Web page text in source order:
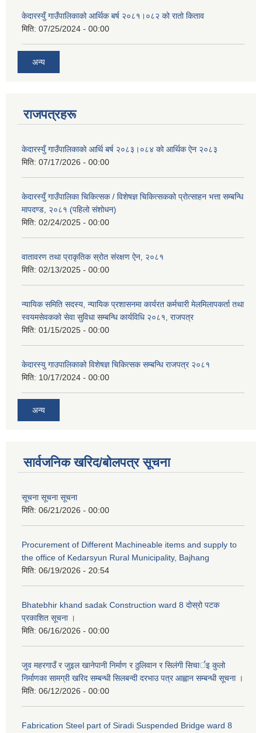
केदारस्युँ गाउँपालिकाको आर्थिक बर्ष २०८१।०८२ को रातो किताव
मिति: 07/25/2024 - 00:00
अन्य
राजपत्रहरू
केदारस्युँ गाउँपालिकाकाे आर्थि बर्ष २०८३।०८४ काे आर्थिक ऐन २०८३
मिति: 07/17/2026 - 00:00
केदारस्युँ गाउँपालिका चिकित्सक / विशेषज्ञ चिकित्सकको प्रोत्साहन भत्ता सम्बन्धि
मापदण्ड, २०८१ (पहिलो संशोधन)
मिति: 02/24/2025 - 00:00
वातावरण तथा प्राकृतिक स्रोत संरक्षण ऐन, २०८१
मिति: 02/13/2025 - 00:00
न्यायिक समिति सदस्य, न्यायिक प्रशासनमा कार्यरत कर्मचारी मेलमिलापकर्ता तथा
स्वयमसेवकको सेवा सुविधा सम्बन्धि कार्यविधि २०८१, राजपत्र
मिति: 01/15/2025 - 00:00
केदारस्यु गाउपालिकाको विशेषज्ञ चिकित्सक सम्बन्धि राजपत्र २०८१
मिति: 10/17/2024 - 00:00
अन्य
सार्वजनिक खरिद/बोलपत्र सूचना
सूचना सूचना सूचना
मिति: 06/21/2026 - 00:00
Procurement of Different Machineable items and supply to
the office of Kedarsyun Rural Municipality, Bajhang
मिति: 06/19/2026 - 20:54
Bhatebhir khand sadak Construction ward 8 दोस्रो पटक
प्रकाशित सूचना ।
मिति: 06/16/2026 - 00:00
जुव महरगाउँ र जुइल खानेपानी निर्माण र ठुलिवान र सिलंगी सिचार्इ कुलो
निर्माणका सामग्री खरिद सम्बन्धी सिलबन्दी दरभाउ पत्र आह्वान सम्बन्धी सूचना ।
मिति: 06/12/2026 - 00:00
Fabrication Steel part of Siradi Suspended Bridge ward 8